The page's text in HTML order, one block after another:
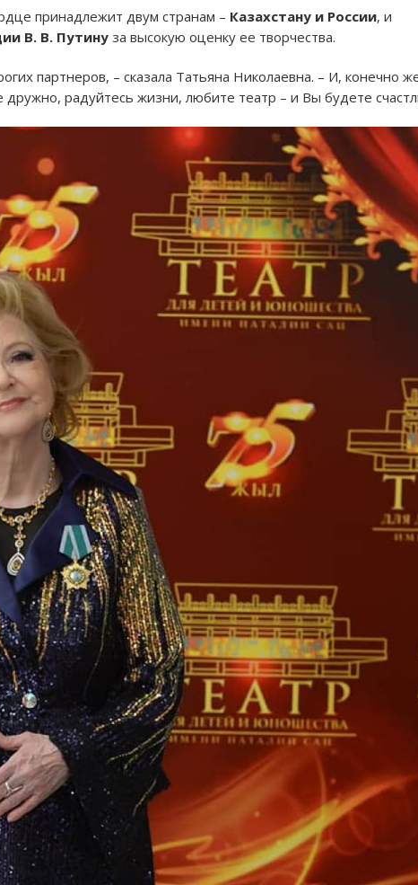
принадлежит двум странам – Казахстану и России, и
В. В. Путинуза высокую оценку ее творчества.
партнеров, – сказала Татьяна Николаевна. – И, конечно
радуйтесь жизни, любите театр – и Вы будете